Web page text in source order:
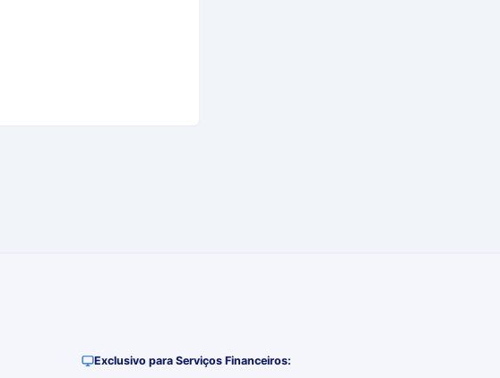
Exclusivo para Serviços Financeiros: